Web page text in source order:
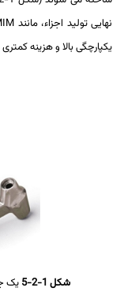
تولید اجزاء، مانندMIM
بالا و هزینه کمتری
شکل 1-2-5 یک جزء